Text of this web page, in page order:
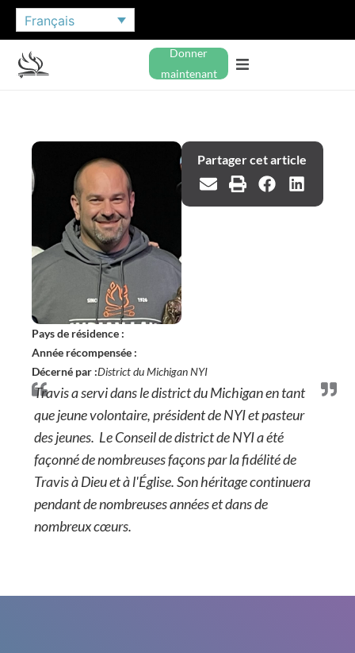
Français
Donner
maintenant
Partager cet article
Pays de résidence :
Année récompensée :
Décerné par :District du Michigan NYI
Travis a servi dans le district du Michigan en tant
que jeune volontaire, président de NYI et pasteur
des jeunes. Le Conseil de district de NYI a été
façonné de nombreuses façons par la fidélité de
Travis à Dieu et à l'Église. Son héritage continuera
pendant de nombreuses années et dans de
nombreux cœurs.